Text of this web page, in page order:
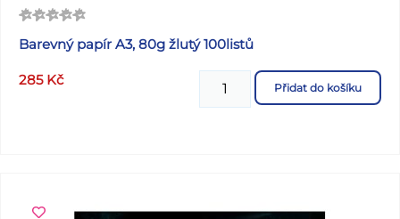
Barevný papír A3, 80g žlutý 100listů
285 Kč Přidat do košíku